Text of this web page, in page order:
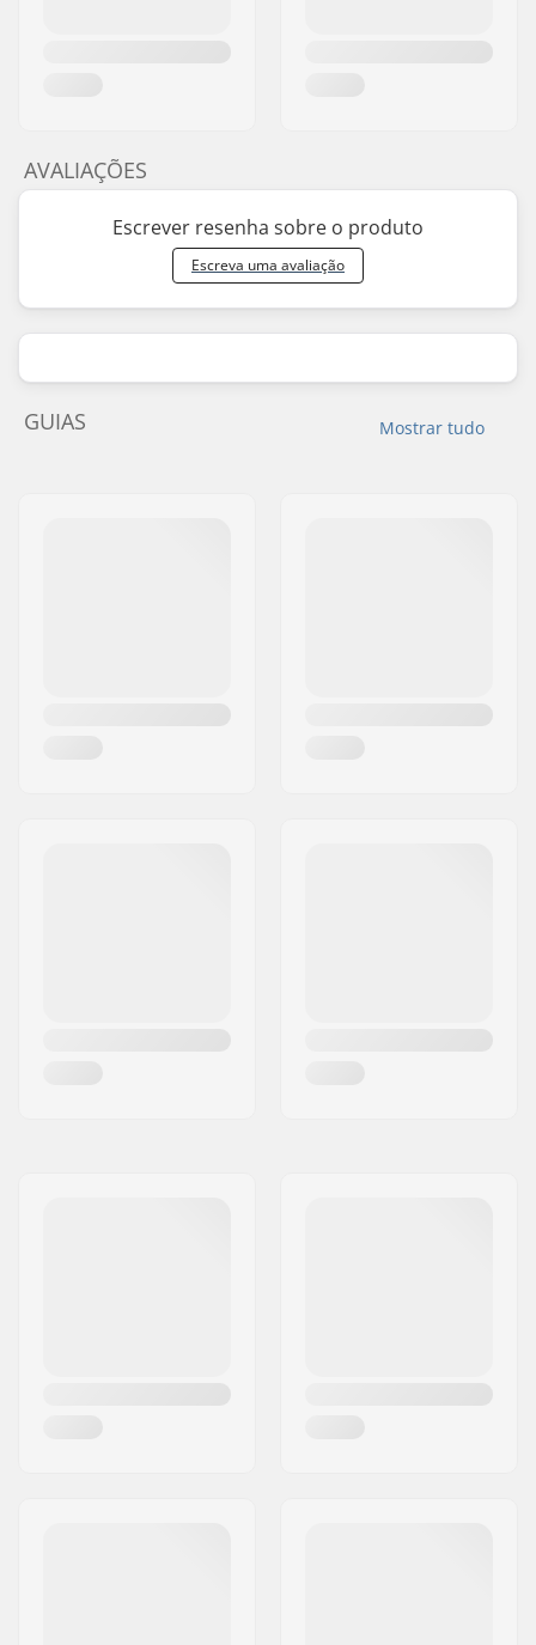
AVALIAÇÕES
Escrever resenha sobre o produto
Escreva uma avaliação
Mostrar tudo
GUIAS